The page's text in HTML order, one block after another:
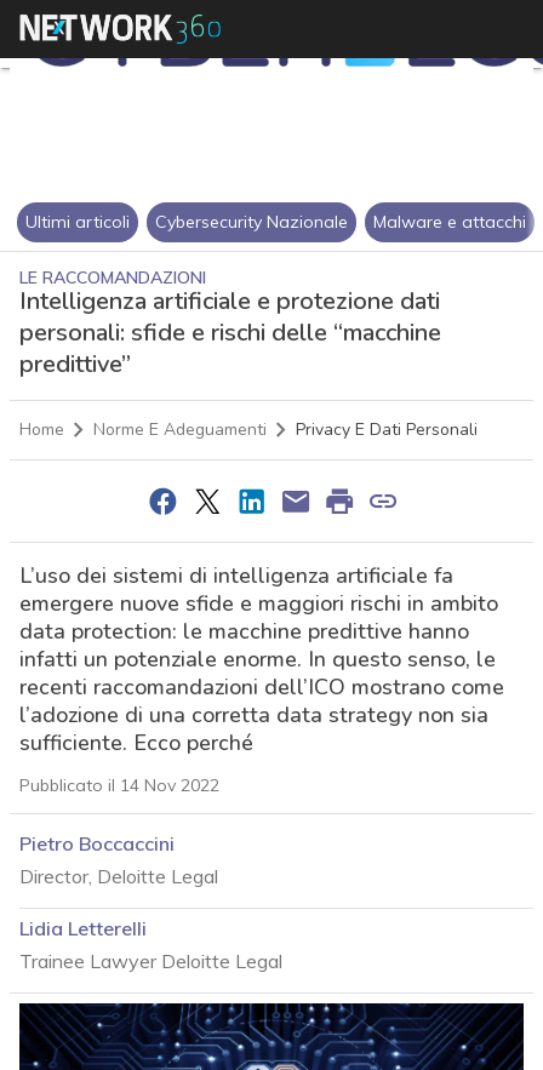
Ultimi articoli Cybersecurity Nazionale Malware e attacchi
LE RACCOMANDAZIONI
Intelligenza artificiale e protezione dati
personali: sfide e rischi delle “macchine
predittive”
Home Norme E Adeguamenti Privacy E Dati Personali
L’uso dei sistemi di intelligenza artificiale fa
emergere nuove sfide e maggiori rischi in ambito
data protection: le macchine predittive hanno
infatti un potenziale enorme. In questo senso, le
recenti raccomandazioni dell’ICO mostrano come
l’adozione di una corretta data strategy non sia
sufficiente. Ecco perché
Pubblicato il 14 Nov 2022
Pietro Boccaccini
Director, Deloitte Legal
Lidia Letterelli
Trainee Lawyer Deloitte Legal